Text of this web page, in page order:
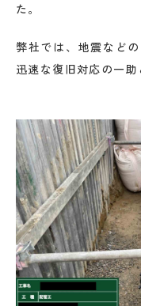
た。
弊社では、地震など
迅速な復旧対応の一助